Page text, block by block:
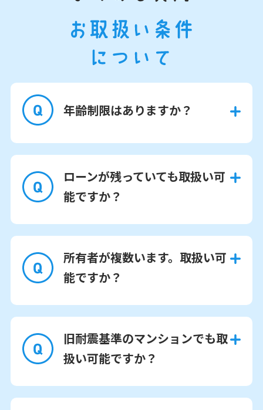
年齢制限はありますか？
ローンが残っていても取扱い可
能ですか？
所有者が複数います。取扱い可
能ですか？
旧耐震基準のマンションでも取
扱い可能ですか？